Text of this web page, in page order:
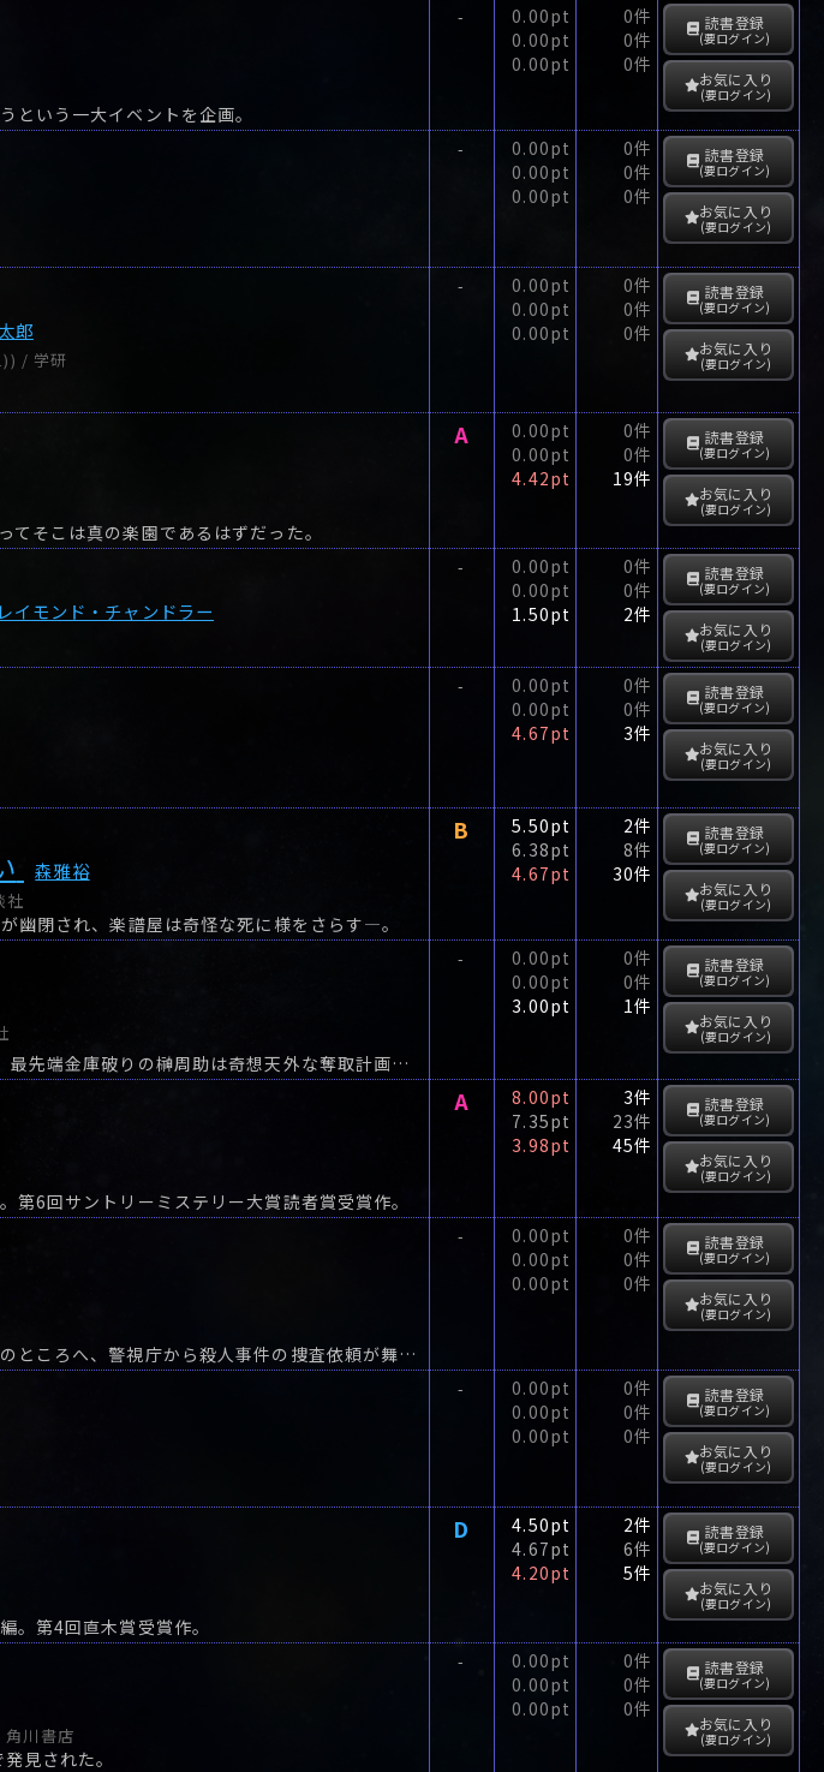
という一大イベントを企画。
-
0.00pt
0.00pt
0.00pt
0件
0件
0件
読書登録
(要ログイン)
お気に入り
(要ログイン)
-
0.00pt
0.00pt
0.00pt
0件
0件
0件
読書登録
(要ログイン)
お気に入り
(要ログイン)
郎
/ 学研
-
0.00pt
0.00pt
0.00pt
0件
0件
0件
読書登録
(要ログイン)
お気に入り
(要ログイン)
そこは真の楽園であるはずだった。
A
0.00pt
0.00pt
4.42pt
0件
0件
19件
読書登録
(要ログイン)
お気に入り
(要ログイン)
レイモンド・チャンドラー
-
0.00pt
0.00pt
1.50pt
0件
0件
2件
読書登録
(要ログイン)
お気に入り
(要ログイン)
-
0.00pt
0.00pt
4.67pt
0件
0件
3件
読書登録
(要ログイン)
お気に入り
(要ログイン)
森雅裕
社
幽閉され、楽譜屋は奇怪な死に様をさらす―。
B
5.50pt
6.38pt
4.67pt
2件
8件
30件
読書登録
(要ログイン)
お気に入り
(要ログイン)
超ハイテク警備ビル内に眠る1千億円の企業機密。最先端金庫破りの榊周助は奇想天外な奪取計画を立てた。
-
0.00pt
0.00pt
3.00pt
0件
0件
1件
読書登録
(要ログイン)
お気に入り
(要ログイン)
6回サントリーミステリー大賞読者賞受賞作。
A
8.00pt
7.35pt
3.98pt
3件
23件
45件
読書登録
(要ログイン)
お気に入り
(要ログイン)
莫大な遺産を相続し、優雅に暮らす富豪の未亡人のところへ、警視庁から殺人事件の捜査依頼が舞いこんだ。
-
0.00pt
0.00pt
0.00pt
0件
0件
0件
読書登録
(要ログイン)
お気に入り
(要ログイン)
-
0.00pt
0.00pt
0.00pt
0件
0件
0件
読書登録
(要ログイン)
お気に入り
(要ログイン)
。第4回直木賞受賞作。
D
4.50pt
4.67pt
4.20pt
2件
6件
5件
読書登録
(要ログイン)
お気に入り
(要ログイン)
川書店
見された。
-
0.00pt
0.00pt
0.00pt
0件
0件
0件
読書登録
(要ログイン)
お気に入り
(要ログイン)